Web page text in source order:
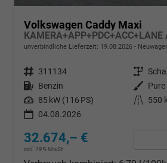
Volkswagen Caddy Maxi
KAMERA+APP+PDC+ACC+LANE
unverbindliche Lieferzeit: 19.08.2026
Fahrzeugnr. 311134 Getriebe
Kraftstoff Benzin Außenfarbe
Pure
Leistung 85 kW (116 PS) Kilometerstand
550
04.08.2026
32.674,– €
incl. 19% MwSt.